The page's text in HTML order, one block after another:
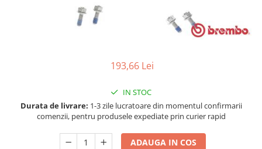
Curatare generala
Abrazive
Intretinere moto
Intretinere barci
193,66 Lei
IN STOC
Durata de livrare: 1-3 zile lucratoare din momentul confirmarii
comenzii, pentru produsele expediate prin curier rapid
ADAUGA IN COS